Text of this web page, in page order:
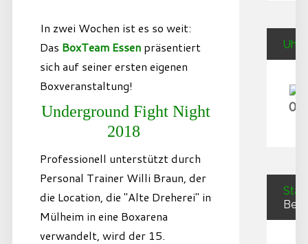
In zwei Wochen ist es so weit:
Das BoxTeam Essenpräsentiert
sich auf seiner ersten eigenen
Boxveranstaltung!
Underground Fight Night
2018
Professionell unterstützt durch
Personal Trainer Willi Braun, der
die Location, die "Alte Dreherei" in
Mülheim in eine Boxarena
verwandelt, wird der 15.